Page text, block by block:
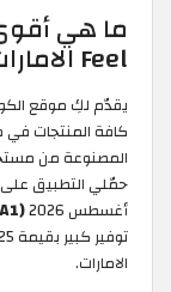
ما هي
Feel الامارات؟
يقدّم لكِ موقع
كافة المنتجات في
المصنوعة من
حمّلي التطبيق
أغسطس 2026
(AA1)
الامارات.